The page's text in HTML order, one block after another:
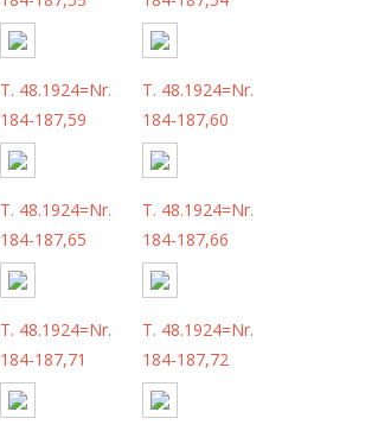
T. 48.1924=Nr.
184-187,59
T. 48.1924=Nr.
184-187,60
T. 48.1924=Nr.
184-187,65
T. 48.1924=Nr.
184-187,66
T. 48.1924=Nr.
184-187,71
T. 48.1924=Nr.
184-187,72